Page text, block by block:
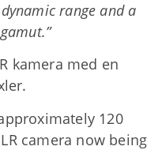
range and a
kamera med en
120
camera now being